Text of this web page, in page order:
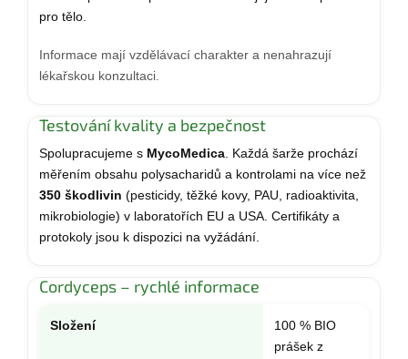
pro tělo.
Informace mají vzdělávací charakter a nenahrazují
lékařskou konzultaci.
Testování kvality a bezpečnost
Spolupracujeme s MycoMedica . Každá šarže prochází
měřením obsahu polysacharidů a kontrolami na více než
350 škodlivin (pesticidy, těžké kovy, PAU, radioaktivita,
mikrobiologie) v laboratořích EU a USA. Certifikáty a
protokoly jsou k dispozici na vyžádání.
Cordyceps – rychlé informace
Složení
100 % BIO
prášek z